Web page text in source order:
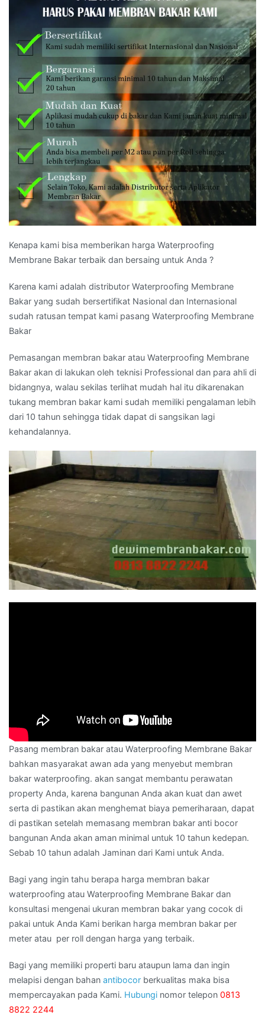
Kenapa kami bisa memberikan harga Waterproofing
Membrane Bakar terbaik dan bersaing untuk Anda ?
Karena kami adalah distributor Waterproofing Membrane
Bakar yang sudah bersertifikat Nasional dan Internasional
sudah ratusan tempat kami pasang Waterproofing Membrane
Bakar
Pemasangan membran bakar atau Waterproofing Membrane
Bakar akan di lakukan oleh teknisi Professional dan para ahli di
bidangnya, walau sekilas terlihat mudah hal itu dikarenakan
tukang membran bakar kami sudah memiliki pengalaman lebih
dari 10 tahun sehingga tidak dapat di sangsikan lagi
kehandalannya.
Pasang membran bakar atau Waterproofing Membrane Bakar
bahkan masyarakat awan ada yang menyebut membran
bakar waterproofing. akan sangat membantu perawatan
property Anda, karena bangunan Anda akan kuat dan awet
serta di pastikan akan menghemat biaya pemeriharaan, dapat
di pastikan setelah memasang membran bakar anti bocor
bangunan Anda akan aman minimal untuk 10 tahun kedepan.
Sebab 10 tahun adalah Jaminan dari Kami untuk Anda.
Bagi yang ingin tahu berapa harga membran bakar
waterproofing atau Waterproofing Membrane Bakar dan
konsultasi mengenai ukuran membran bakar yang cocok di
pakai untuk Anda Kami berikan harga membran bakar per
meter atau per roll dengan harga yang terbaik.
Bagi yang memiliki properti baru ataupun lama dan ingin
melapisi dengan bahan antibocor berkualitas maka bisa
mempercayakan pada Kami. Hubungi nomor telepon 0813
8822 2244